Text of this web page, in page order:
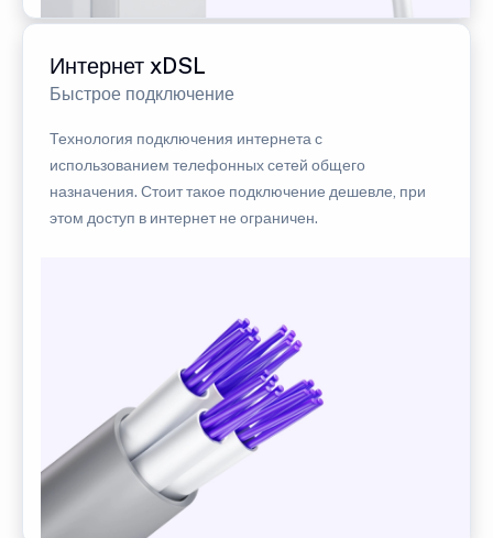
Интернет xDSL
Быстрое подключение
Технология подключения интернета с
использованием телефонных сетей общего
назначения. Стоит такое подключение дешевле, при
этом доступ в интернет не ограничен.